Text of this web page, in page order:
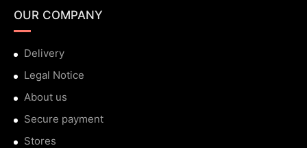
OUR COMPANY
Delivery
Legal Notice
About us
Secure payment
Stores